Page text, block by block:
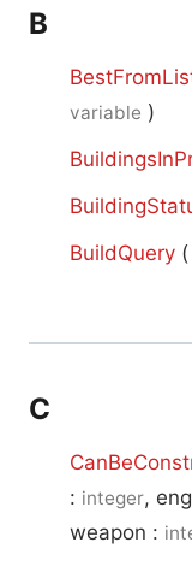
B
variable )
BuildQuery (
C
: integer,
weapon :